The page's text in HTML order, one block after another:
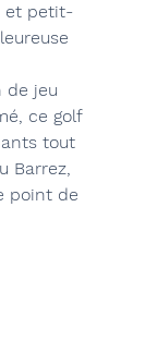
et petit-
de jeu
ce golf
tout
Barrez,
point de